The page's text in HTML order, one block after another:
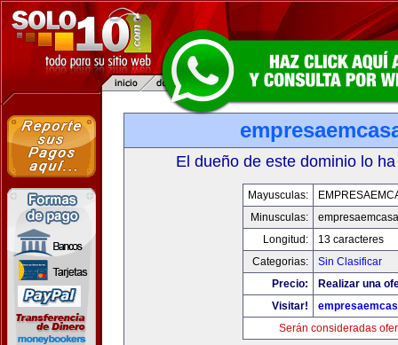
El dueño de este dominio lo
Mayusculas:
Minusculas:
Longitud:
13 caracteres
Categorias:
Sin Clasificar
Precio:
Realizar una
Visitar!
Serán consideradas